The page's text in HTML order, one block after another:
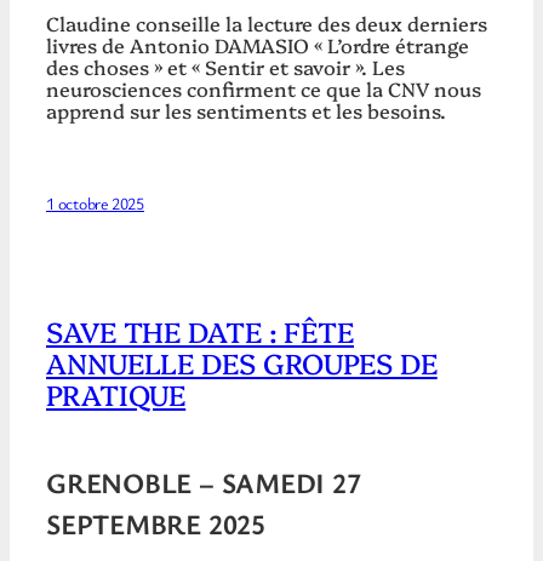
Claudine conseille la lecture des deux derniers
livres de Antonio DAMASIO « L’ordre étrange
des choses » et « Sentir et savoir ». Les
neurosciences confirment ce que la CNV nous
apprend sur les sentiments et les besoins.
1 octobre 2025
SAVE THE DATE : FÊTE
ANNUELLE DES GROUPES DE
PRATIQUE
GRENOBLE – SAMEDI 27
SEPTEMBRE 2025